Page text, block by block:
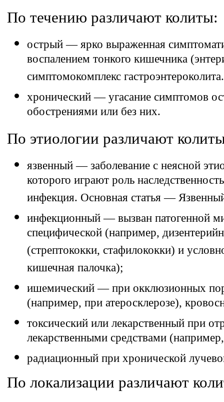
По течению различают колиты:
острый — ярко выраженная
воспалением тонкого кишечника
симптомокомплекс гастроэнтероколита.
хронический — угасание симптомов
обострениями или без них.
По этиологии различают
язвенный — заболевание с неясной
которого играют роль
инфекция. Основная статья —
инфекционный — вызван патогенной
специфической (например,
(стрептококки, стафилококки) и
кишечная палочка);
ишемический — при окклюзионных
(например, при атеросклерозе),
токсический или лекарственный при
лекарственными средствами
радиационный при хронической
По локализации различают